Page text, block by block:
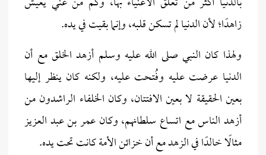
زاهدًا؛ لأن الدنيا لم تسكن قلبه، وإنما بقيت في يده.
ولهذا كان النبي صلى الله عليه وسلم أزهد الخلق مع أن
الدنيا عرضت عليه وفُتحت عليه، ولكنه كان ينظر إليها
بعين الحقيقة لا بعين الافتتان، وكان الخلفاء الراشدون من
أزهد الناس مع اتساع سلطانهم، وكان عمر بن عبد العزيز
مثالًا خالدًا في الزهد مع أن خزائن الأمة كانت تحت يده.